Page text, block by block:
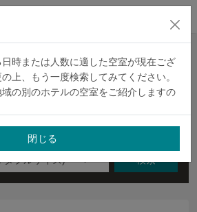
券 プロモーションコード 信用卡優惠
日曜日
ダブルサイズ) – ペ
検索
時または人数に適した空室が現在ござ
上、もう一度検索してみてください。
の別のホテルの空室をご紹介しますの
閉じる